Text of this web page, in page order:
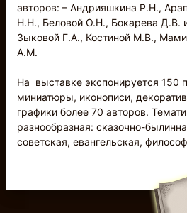
авторов: – Андрияшкина Р.Н.,
Н.Н., Беловой О.Н., Бокарева Д.В.
Зыковой Г.А., Костиной М.В.,
А.М.
На выставке экспонируется 150
миниатюры, иконописи,
графики более 70 авторов.
разнообразная: сказочно-
советская, евангельская,